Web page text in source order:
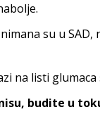
su u
na listi
budite u